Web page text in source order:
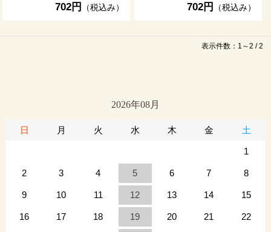
702円 （税込み） 702円 （税込み）
表示件数：1～2 / 2
2026年08月
日 月 火 水 木 金 土
1
2 3 4 5 6 7 8
9 10 11 12 13 14 15
16 17 18 19 20 21 22